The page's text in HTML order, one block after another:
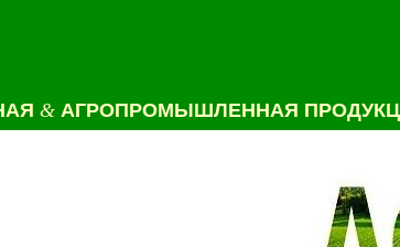
& АГРОПРОМЫШЛЕННАЯ